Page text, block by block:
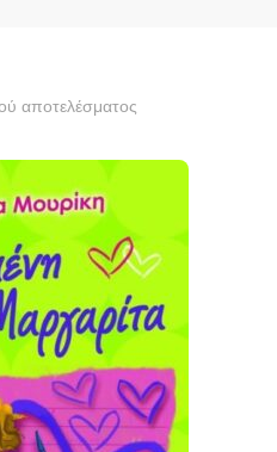
αποτελέσματος